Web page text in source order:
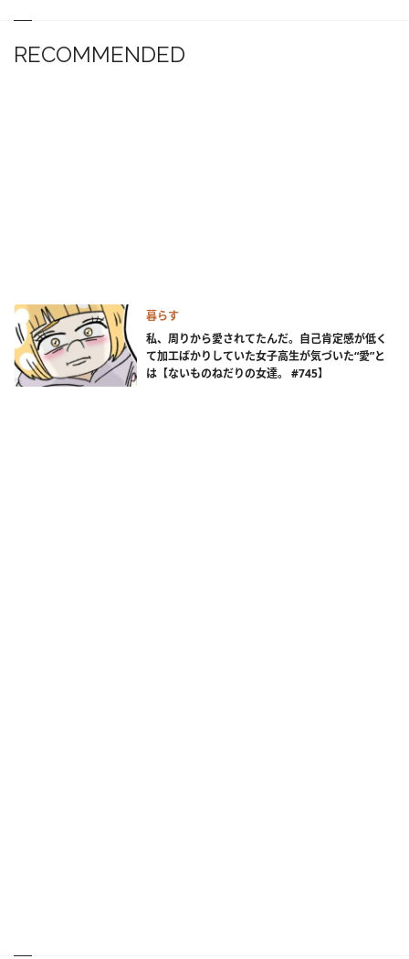
RECOMMENDED
暮らす
私、周りから愛されてたんだ。自己肯定感が低く
て加工ばかりしていた女子高生が気づいた“愛”と
は【ないものねだりの女達。 #745】